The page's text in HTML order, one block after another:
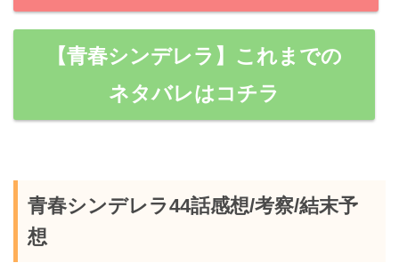
【青春シンデレラ】これまでの
ネタバレはコチラ
青春シンデレラ44話感想/考察/結末予
想